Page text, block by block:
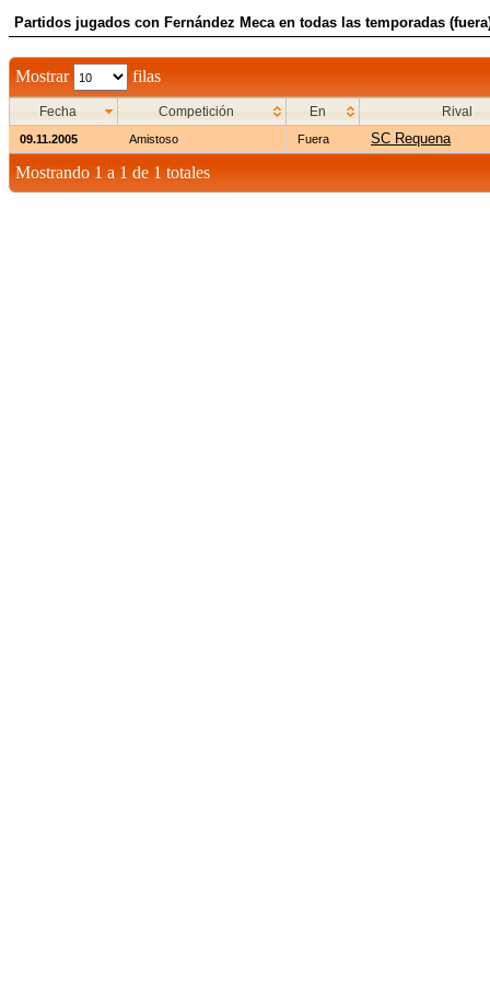
Partidos jugados con Fernández Meca en todas las temporadas
Mostrar filas
Fecha Competición En Rival
09.11.2005 Amistoso Fuera SC Requena
Mostrando 1 a 1 de 1 totales